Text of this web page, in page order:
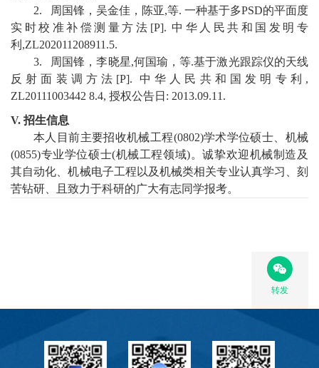
2.
周国锋，吴金佳，陈亚,等. 一种基于多PSD的平面度
实时校准补偿测量方法 [P]. 中华人民共和国发明专
利 ,ZL202011208911.5.
3.
周国锋，李晓星,何国瑜，等.基于激光跟踪仪的天线
反射面装调方法 [P]. 中华人民共和国发明专利 ,
ZL20111003442 8.4, 授权公告日 : 2013.09.11.
V. 招生信息
本人目前主要招收机械工程(0802)学术学位硕士、机械
(0855)专业学位硕士(机械工程领域)。诚挚欢迎机械制造及
其自动化 、机械电子工程以及机械类相关专业认真学习 、刻
苦钻研 、且 致力于科研的广大有志同学报考。
转发